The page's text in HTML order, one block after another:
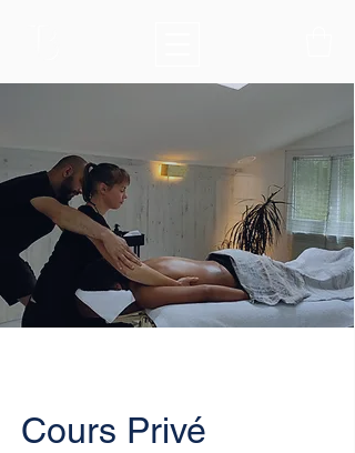
Cours Privé